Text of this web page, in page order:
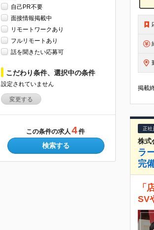
自己PR不要
面接情報掲載中
リモートワークあり
フルリモートあり
話を聞きたい応募可
こだわり条件、選択中の条件
設定されていません
変更する
この条件の求人 4件
検索する
掲載
正社
株式
ラ
完
「
SV